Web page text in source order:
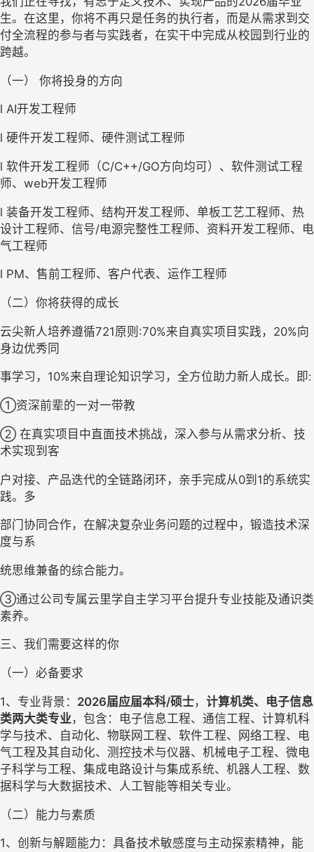
生。在这里，你将不再只是任务的执行者，而是从需求到交
付全流程的参与者与实践者，在实干中完成从校园到行业的
跨越。
（一） 你将投身的方向
l AI开发工程师
l 硬件开发工程师、硬件测试工程师
l 软件开发工程师（C/C++/GO方向均可）、软件测试工程
师、web开发工程师
l 装备开发工程师、结构开发工程师、单板工艺工程师、热
设计工程师、信号/电源完整性工程师、资料开发工程师、电
气工程师
l PM、售前工程师、客户代表、运作工程师
（二） 你将获得的成长
云尖新人培养遵循721原则:70%来自真实项目实践，20%向
身边优秀同
事学习， 10%来自理论知识学习，全方位助力新人成长。即:
①资深前辈的一对一带教
② 在真实项目中直面技术挑战，深入参与从需求分析、技
术实现到客
户对接、产品迭代的全链路闭环，亲手完成从0到1的系统实
践。多
部门协同合作，在解决复杂业务问题的过程中，锻造技术深
度与系
统思维兼备的综合能力。
③通过公司专属云里学自主学习平台提升专业技能及通识类
素养。
三、我们需要这样的你
（一） 必备要求
1、专业背景： 2026届应届本科/硕士， 计算机类、电子信息
类两大类专业 ，包含：电子信息工程、通信工程、计算机科
学与技术、自动化、物联网工程、软件工程、网络工程、电
气工程及其自动化、测控技术与仪器、机械电子工程、微电
子科学与工程、集成电路设计与集成系统、机器人工程、数
据科学与大数据技术、人工智能等相关专业。
（二） 能力与素质
1、创新与解题能力：具备技术敏感度与主动探索精神，能